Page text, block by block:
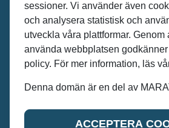
© MARATON GROUP
sessioner. Vi använder även
och analysera statistisk och
utveckla våra plattformar. Genom
använda webbplatsen
policy. För mer information, läs
Denna domän är en del av
ACCEPTERA